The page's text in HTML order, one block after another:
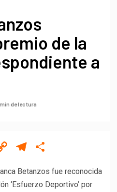
de la
a
min de lectura
CopyTelegram
Betanzos fue reconocida
‘Esfuerzo Deportivo’ por